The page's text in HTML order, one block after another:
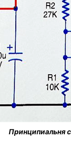
Принципиальня